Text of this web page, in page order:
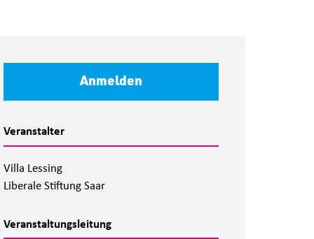
Anmelden
Veranstalter
Villa Lessing
Liberale Stiftung Saar
Veranstaltungsleitung